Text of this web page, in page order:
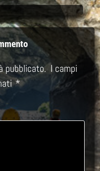
pubblicato. I campi
*